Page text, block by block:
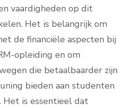
vaardigheden op dit
Het is belangrijk om
de financiële aspecten bij
opleiding en om
die betaalbaarder zijn
bieden aan studenten
Het is essentieel dat